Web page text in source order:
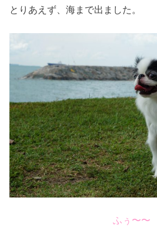
とりあえず、海まで出ました。
ふぅ〜〜